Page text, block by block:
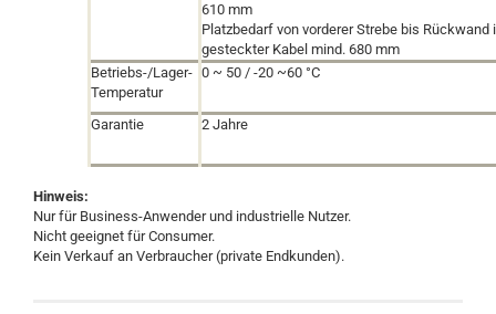
610 mm
Platzbedarf von vorderer Strebe bis Rückwand
gesteckter Kabel mind. 680 mm
Betriebs-/Lager-
Temperatur
0 ~ 50 / -20 ~60 °C
Garantie 2 Jahre
Hinweis:
Nur für Business-Anwender und industrielle Nutzer.
Nicht geeignet für Consumer.
Kein Verkauf an Verbraucher (private Endkunden).